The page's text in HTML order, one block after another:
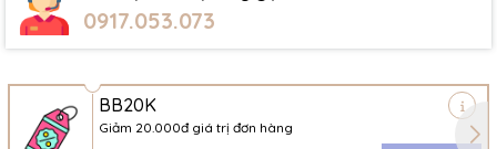
0917.053.073
BB20K
Giảm 20.000đ giá trị đơn hàng